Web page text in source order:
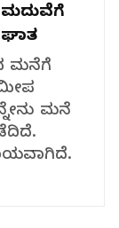
ಮದುವೆಗೆ
ಮನೆಗೆ
ಮನೆ